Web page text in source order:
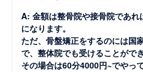
A: 金額は整骨院や接骨院であ
になります。
ただ、骨盤矯正をするのには国
で、整体院でも受けることができ
その場合は60分4000円~でやっ